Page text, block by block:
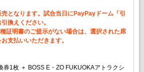
となります。試合当日にPayPayドーム「引
換えください。
証明書のご提示がない場合は、選択された席
支払いいただきます。
券1枚 ＋ BOSS E・ZO FUKUOKAアトラクシ